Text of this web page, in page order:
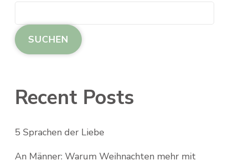
SUCHEN
Recent Posts
5 Sprachen der Liebe
An Männer: Warum Weihnachten mehr mit